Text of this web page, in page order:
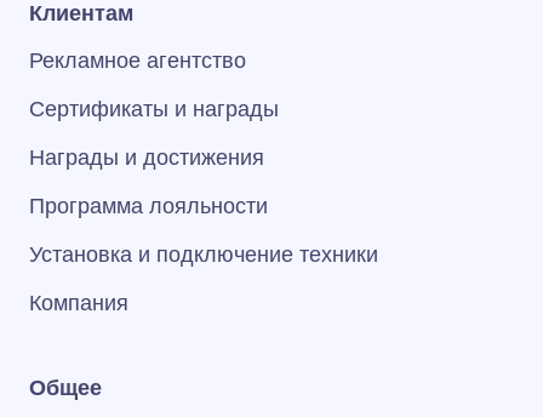
Клиентам
Рекламное агентство
Сертификаты и награды
Награды и достижения
Программа лояльности
Установка и подключение техники
Компания
Общее